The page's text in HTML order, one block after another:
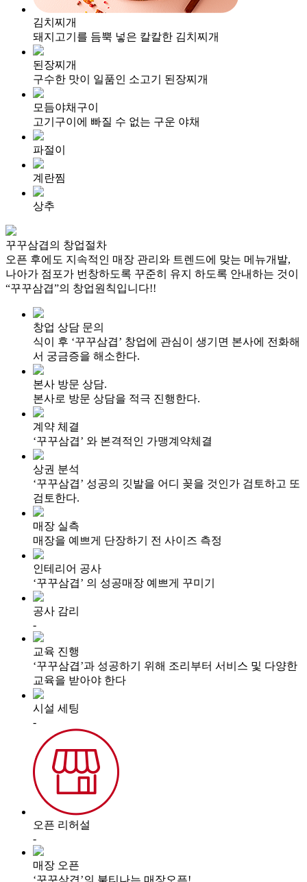
김치찌개
돼지고기를 듬뿍 넣은 칼칼한 김치찌개
된장찌개
구수한 맛이 일품인 소고기 된장찌개
모듬야채구이
고기구이에 빠질 수 없는 구운 야채
파절이
계란찜
상추
꾸꾸삼겹의 창업절차
오픈 후에도 지속적인 매장 관리와 트렌드에 맞는 메뉴개발,
나아가 점포가 번창하도록 꾸준히 유지 하도록 안내하는 것이
“꾸꾸삼겹”의 창업원칙입니다!!
창업 상담 문의
식이 후 ‘꾸꾸삼겹’ 창업에 관심이 생기면 본사에 전화해
서 궁금증을 해소한다.
본사 방문 상담.
본사로 방문 상담을 적극 진행한다.
계약 체결
‘꾸꾸삼겹’ 와 본격적인 가맹계약체결
상권 분석
‘꾸꾸삼겹’ 성공의 깃발을 어디 꽂을 것인가 검토하고 또
검토한다.
매장 실측
매장을 예쁘게 단장하기 전 사이즈 측정
인테리어 공사
‘꾸꾸삼겹’ 의 성공매장 예쁘게 꾸미기
공사 감리
-
교육 진행
‘꾸꾸삼겹’과 성공하기 위해 조리부터 서비스 및 다양한
교육을 받아야 한다
시설 세팅
-
오픈 리허설
-
매장 오픈
‘꾸꾸삼겹’의 불티나는 매장오픈!